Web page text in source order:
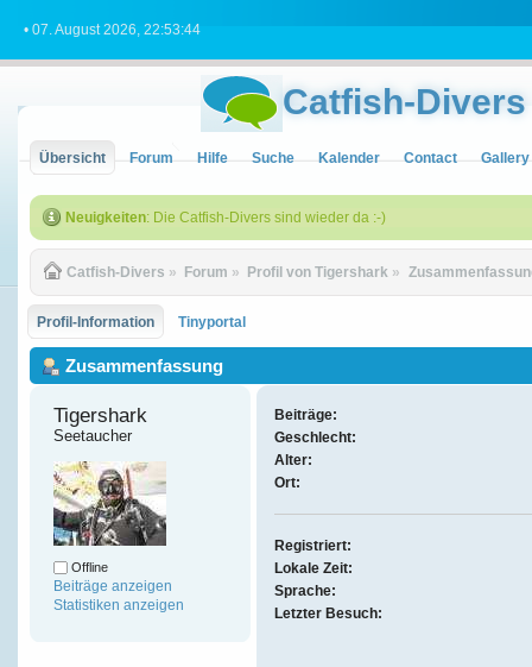
• 07. August 2026, 22:53:44
Catfish-Divers
Übersicht Forum Hilfe Suche Kalender Contact Gallery
Neuigkeiten: Die Catfish-Divers sind wieder da :-)
Catfish-Divers » Forum » Profil von Tigershark »
Profil-Information Tinyportal
Zusammenfassung
Tigershark
Seetaucher
Offline
Beiträge anzeigen
Statistiken anzeigen
Beiträge:
Geschlecht:
Alter:
Ort:
Registriert:
Lokale Zeit:
Sprache:
Letzter Besuch: